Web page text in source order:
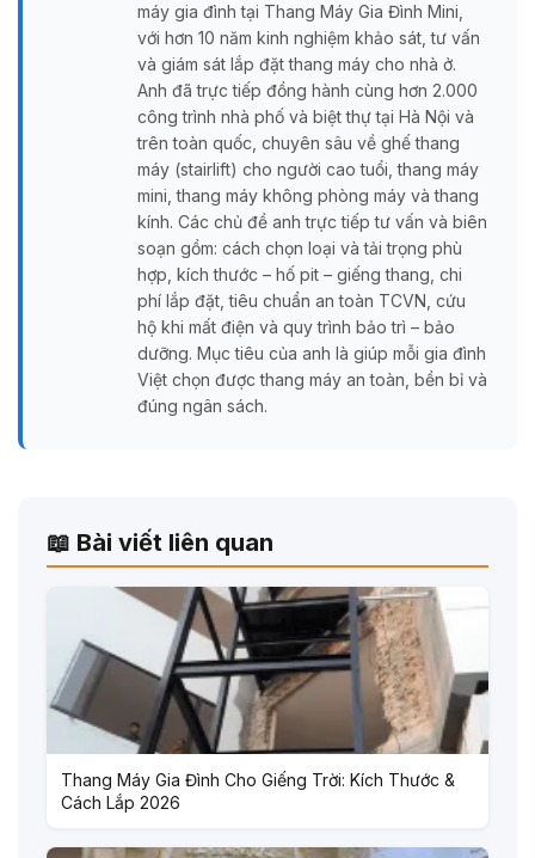
máy gia đình tại Thang Máy Gia Đình Mini,
với hơn 10 năm kinh nghiệm khảo sát, tư vấn
và giám sát lắp đặt thang máy cho nhà ở.
Anh đã trực tiếp đồng hành cùng hơn 2.000
công trình nhà phố và biệt thự tại Hà Nội và
trên toàn quốc, chuyên sâu về ghế thang
máy (stairlift) cho người cao tuổi, thang máy
mini, thang máy không phòng máy và thang
kính. Các chủ đề anh trực tiếp tư vấn và biên
soạn gồm: cách chọn loại và tải trọng phù
hợp, kích thước – hố pit – giếng thang, chi
phí lắp đặt, tiêu chuẩn an toàn TCVN, cứu
hộ khi mất điện và quy trình bảo trì – bảo
dưỡng. Mục tiêu của anh là giúp mỗi gia đình
Việt chọn được thang máy an toàn, bền bỉ và
đúng ngân sách.
📖 Bài viết liên quan
Thang Máy Gia Đình Cho Giếng Trời: Kích Thước &
Cách Lắp 2026